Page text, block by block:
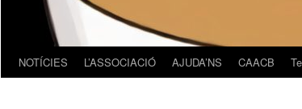
VésNOTÍCIES L’ASSOCIACIÓ AJUDA’NS CAACB